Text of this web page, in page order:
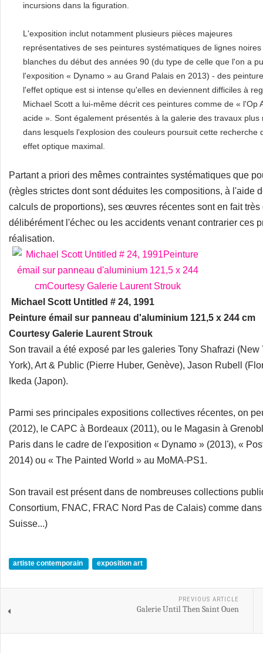
incursions dans la figuration.
L'exposition inclut notamment plusieurs pièces majeures
représentatives de ses peintures systématiques de lignes noires
blanches du début des années 90 (du type de celle que l'on a
l'exposition « Dynamo » au Grand Palais en 2013) - des
l'effet optique est si intense qu'elles en deviennent difficiles à
Michael Scott a lui-même décrit ces peintures comme de « l'Op
acide ». Sont également présentés à la galerie des travaux plus
dans lesquels l'explosion des couleurs poursuit cette recherche
effet optique maximal.
Partant a priori des mêmes contraintes systématiques que
(règles strictes dont sont déduites les compositions, à l'aide
calculs de proportions), ses œuvres récentes sont en fait
délibérément l'échec ou les accidents venant contrarier ces
réalisation.
Michael Scott Untitled # 24, 1991
Peinture émail sur panneau d'aluminium 121,5 x 244 cm
Courtesy Galerie Laurent Strouk
Son travail a été exposé par les galeries Tony Shafrazi
York), Art & Public (Pierre Huber, Genève), Jason Rubell
Ikeda (Japon).
Parmi ses principales expositions collectives récentes, on
(2012), le CAPC à Bordeaux (2011), ou le Magasin à
Paris dans le cadre de l'exposition « Dynamo » (2013), «
2014) ou « The Painted World » au MoMA-PS1.
Son travail est présent dans de nombreuses collections
Consortium, FNAC, FRAC Nord Pas de Calais) comme
Suisse...)
artiste contemporain exposition art
PREVIOUS ARTICLE
Galerie Until Then Saint Ouen